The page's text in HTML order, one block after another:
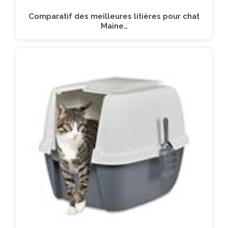
Comparatif des meilleures litières pour chat
Maine…